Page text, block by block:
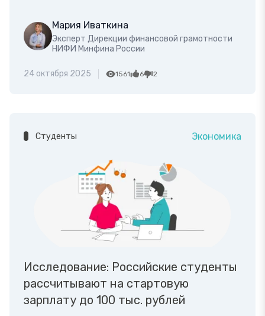
Мария Иваткина
Эксперт Дирекции финансовой грамотности
НИФИ Минфина России
24 октября 2025 1561 6 2
Студенты Экономика
Исследование: Российские студенты
рассчитывают на стартовую
зарплату до 100 тыс. рублей